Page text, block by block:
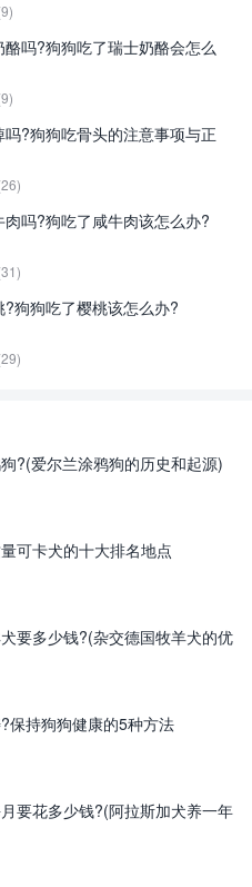
吗?狗狗吃了瑞士奶酪会怎么
?狗狗吃骨头的注意事项与正
吗?狗吃了咸牛肉该怎么办?
狗狗吃了樱桃该怎么办?
?(爱尔兰涂鸦狗的历史和起源)
可卡犬的十大排名地点
要多少钱?(杂交德国牧羊犬的优
保持狗狗健康的5种方法
要花多少钱?(阿拉斯加犬养一年